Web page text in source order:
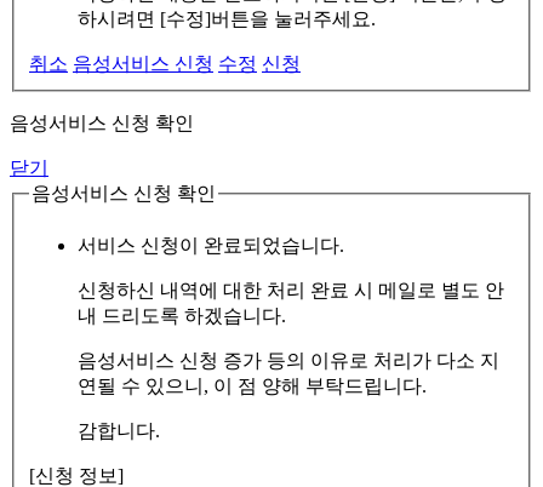
하시려면 [수정]버튼을 눌러주세요.
취소 음성서비스 신청 수정 신청
음성서비스 신청 확인
닫기
음성서비스 신청 확인
서비스 신청이 완료되었습니다.
신청하신 내역에 대한 처리 완료 시 메일로 별도 안
내 드리도록 하겠습니다.
음성서비스 신청 증가 등의 이유로 처리가 다소 지
연될 수 있으니, 이 점 양해 부탁드립니다.
감합니다.
[신청 정보]